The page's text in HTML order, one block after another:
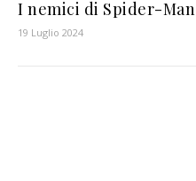
I nemici di Spider-Man
19 Luglio 2024